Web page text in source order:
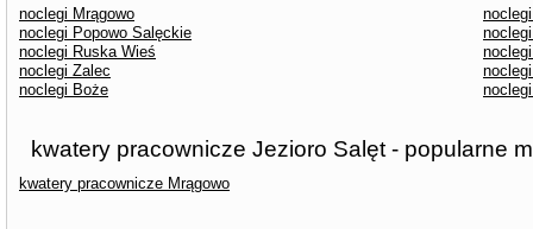
noclegi Mrągowo
noclegi Popowo Salęckie
noclegi Ruska Wieś
noclegi Zalec
noclegi Boże
kwatery pracownicze Jezioro Salęt - popularne
kwatery pracownicze Mrągowo